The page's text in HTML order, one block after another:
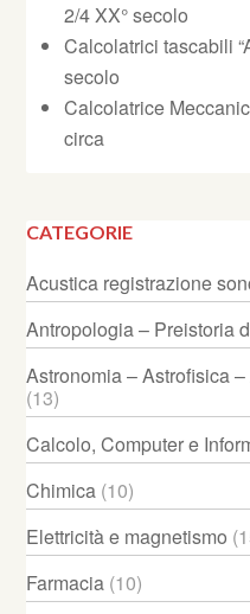
2/4 XX° secolo
Calcolatrici tascabili
secolo
Calcolatrice
circa
CATEGORIE
Acustica registrazione
Antropologia – Preistoria
Astronomia – Astrofisica
(13)
Calcolo, Computer e
Chimica (10)
Elettricità e magnetismo
Farmacia (10)